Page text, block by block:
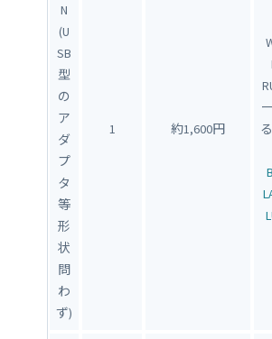
N
(U
SB
型
の
ア
ダ
プ
タ
等
形
状
問
わ
ず)
1 約1,600円